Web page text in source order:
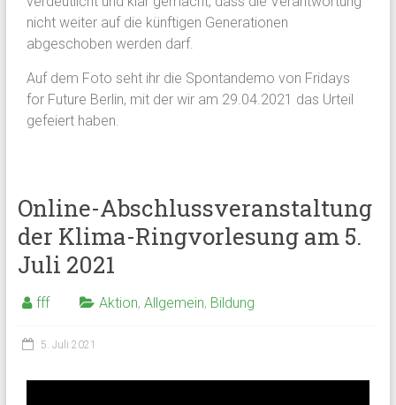
nicht weiter auf die künftigen Generationen
abgeschoben werden darf.
Auf dem Foto seht ihr die Spontandemo von Fridays
for Future Berlin, mit der wir am 29.04.2021 das Urteil
gefeiert haben.
Online-Abschlussveranstaltung
der Klima-Ringvorlesung am 5.
Juli 2021
fff Aktion, Allgemein, Bildung
5. Juli 2021